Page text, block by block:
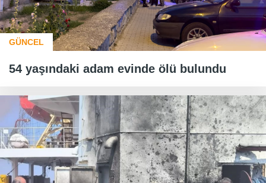
GÜNCEL
54 yaşındaki adam evinde ölü bulundu